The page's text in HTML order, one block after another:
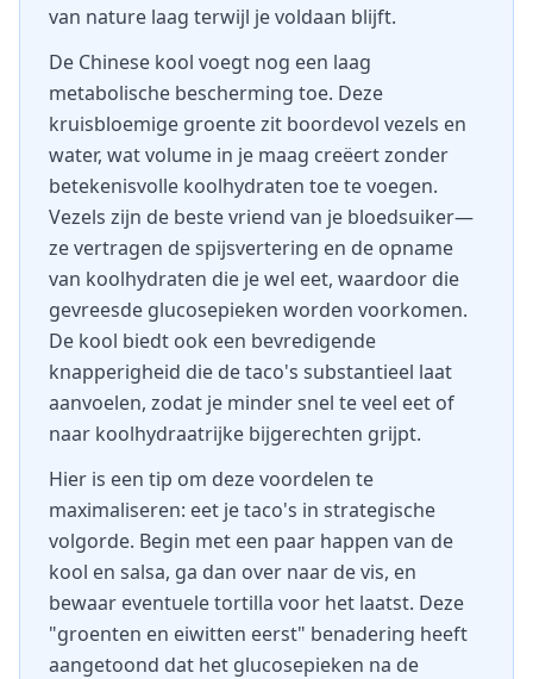
van nature laag terwijl je voldaan blijft.
De Chinese kool voegt nog een laag
metabolische bescherming toe. Deze
kruisbloemige groente zit boordevol vezels en
water, wat volume in je maag creëert zonder
betekenisvolle koolhydraten toe te voegen.
Vezels zijn de beste vriend van je bloedsuiker—
ze vertragen de spijsvertering en de opname
van koolhydraten die je wel eet, waardoor die
gevreesde glucosepieken worden voorkomen.
De kool biedt ook een bevredigende
knapperigheid die de taco's substantieel laat
aanvoelen, zodat je minder snel te veel eet of
naar koolhydraatrijke bijgerechten grijpt.
Hier is een tip om deze voordelen te
maximaliseren: eet je taco's in strategische
volgorde. Begin met een paar happen van de
kool en salsa, ga dan over naar de vis, en
bewaar eventuele tortilla voor het laatst. Deze
"groenten en eiwitten eerst" benadering heeft
aangetoond dat het glucosepieken na de